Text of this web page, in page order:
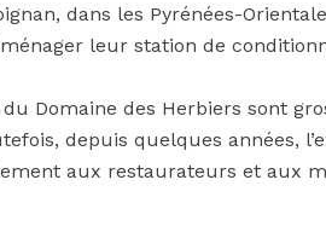
dans les Pyrénées-
leur station de
Domaine des Herbiers sont
depuis quelques années,
aux restaurateurs et aux